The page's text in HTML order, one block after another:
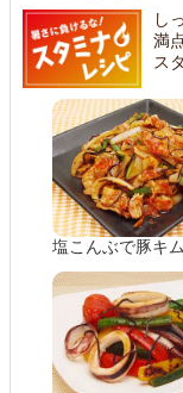
し
満
ス
塩こんぶで豚キ